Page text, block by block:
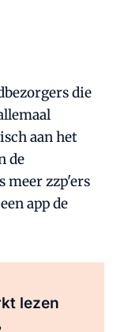
die
aan het
de
meer zzp'ers
app de
lezen